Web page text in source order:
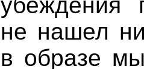
не нашел
в образе